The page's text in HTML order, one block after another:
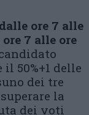
ore 7 alle
7 alle ore
50%+1 delle
dei tre
la
dei voti